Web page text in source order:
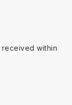
received within